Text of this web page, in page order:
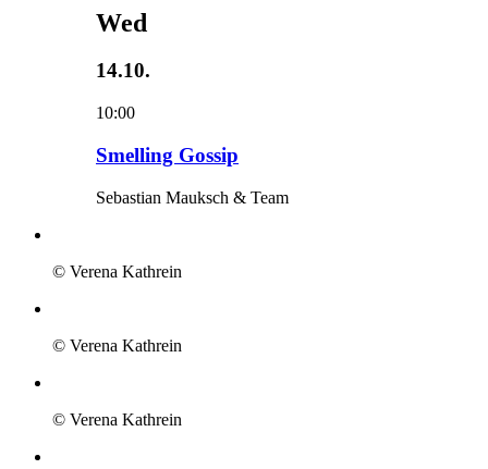
Wed
14.10.
10:00
Smelling Gossip
Sebastian Mauksch & Team
© Verena Kathrein
© Verena Kathrein
© Verena Kathrein